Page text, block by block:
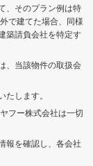
、そのプラン例は特
で建てた場合、同様
築請負会社を特定す
、当該物件の取扱会
します。
フー株式会社は一切
報を確認し、各会社